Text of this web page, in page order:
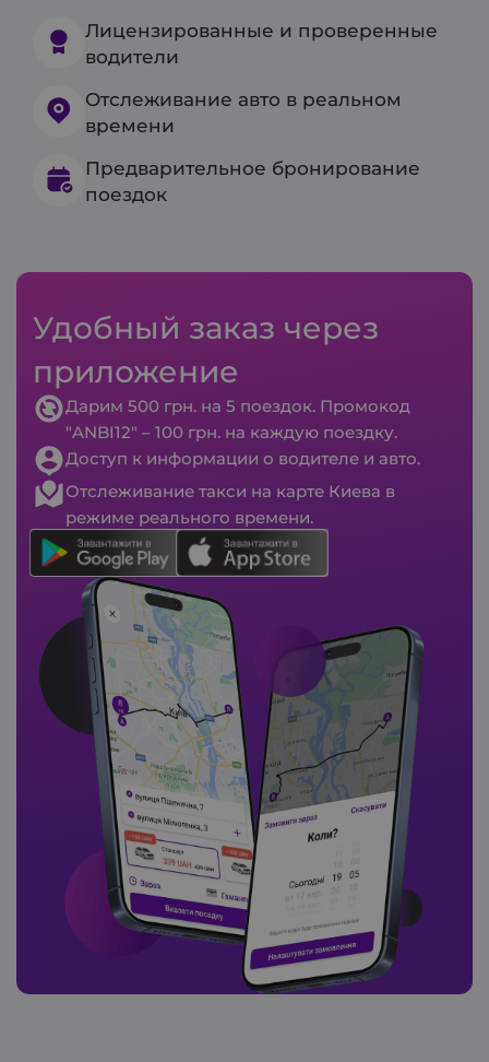
Лицензированные и проверенные
водители
Отслеживание авто в реальном
времени
Предварительное бронирование
поездок
Удобный заказ через
приложение
Дарим 500 грн. на 5 поездок. Промокод
"ANBI12" – 100 грн. на каждую поездку.
Доступ к информации о водителе и авто.
Отслеживание такси на карте Киева в
режиме реального времени.